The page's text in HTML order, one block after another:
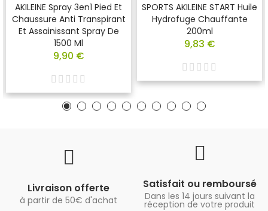
AKILEINE Spray 3en1 Pied Et
Chaussure Anti Transpirant
Et Assainissant Spray De
1500 Ml
9,90 €
SPORTS AKILEINE START Huile
Hydrofuge Chauffante
200ml
9,83 €
Livraison offerte
à partir de 50€ d'achat
Satisfait ou remboursé
Dans les 14 jours suivant la
réception de votre produit